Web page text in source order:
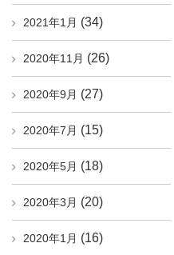
2021年1月 (34)
2020年11月 (26)
2020年9月 (27)
2020年7月 (15)
2020年5月 (18)
2020年3月 (20)
2020年1月 (16)